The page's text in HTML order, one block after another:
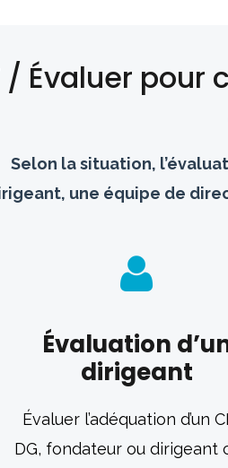
/ Évaluer
Selon la situation,
une équipe de
Évaluation
dirigeant
Évaluer l’adéquation d’un
DG, fondateur ou dirigeant